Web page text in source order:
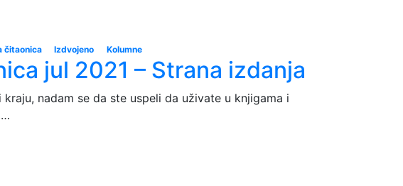
čitaonica Izdvojeno Kolumne
jul 2021 – Strana izdanja
kraju, nadam se da ste uspeli da uživate u knjigama i